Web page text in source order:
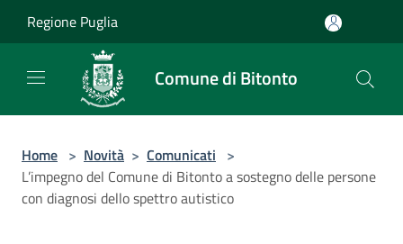
Regione Puglia
Comune di Bitonto
Home > Novità > Comunicati >
L’impegno del Comune di Bitonto a sostegno delle persone
con diagnosi dello spettro autistico